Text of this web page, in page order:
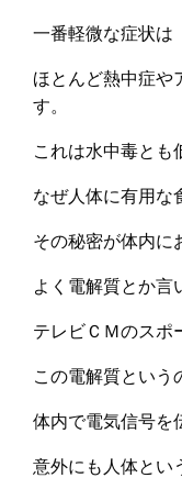
一番軽微な症状は
ほとんど熱中症や
す。
これは水中毒とも
なぜ人体に有用な
その秘密が体内に
よく電解質とか言
テレビＣＭのスポ
この電解質という
体内で電気信号を
意外にも人体とい